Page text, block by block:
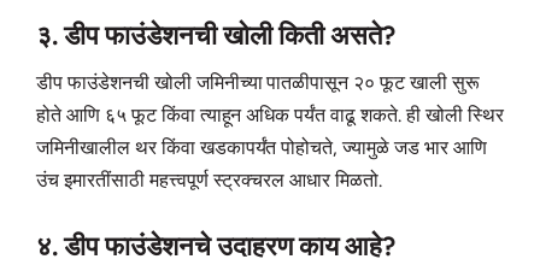
३. डीप फाउंडेशनची खोली किती असते?
डीप फाउंडेशनची खोली जमिनीच्या पातळीपासून २० फूट खाली सुरू
होते आणि ६५ फूट किंवा त्याहून अधिक पर्यंत वाढू शकते. ही खोली स्थिर
जमिनीखालील थर किंवा खडकापर्यंत पोहोचते, ज्यामुळे जड भार आणि
उंच इमारतींसाठी महत्त्वपूर्ण स्ट्रक्चरल आधार मिळतो.
४. डीप फाउंडेशनचे उदाहरण काय आहे?